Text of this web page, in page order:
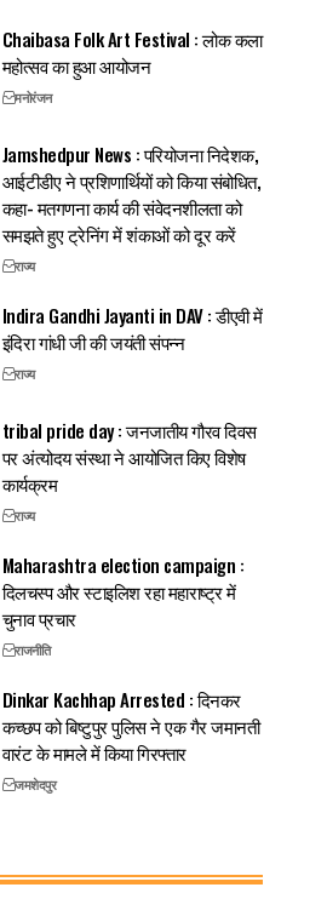
Chaibasa Folk Art Festival : लोक कला
महोत्सव का हुआ आयोजन
मनोरंजन
Jamshedpur News : परियोजना निदेशक,
आईटीडीए ने प्रशिणार्थियों को किया संबोधित,
कहा- मतगणना कार्य की संवेदनशीलता को
समझते हुए ट्रेनिंग में शंकाओं को दूर करें
राज्य
Indira Gandhi Jayanti in DAV : डीएवी में
इंदिरा गांधी जी की जयंती संपन्न
राज्य
tribal pride day : जनजातीय गौरव दिवस
पर अंत्योदय संस्था ने आयोजित किए विशेष
कार्यक्रम
राज्य
Maharashtra election campaign :
दिलचस्प और स्टाइलिश रहा महाराष्ट्र में
चुनाव प्रचार
राजनीति
Dinkar Kachhap Arrested : दिनकर
कच्छप को बिष्टुपुर पुलिस ने एक गैर जमानती
वारंट के मामले में किया गिरफ्तार
जमशेदपुर